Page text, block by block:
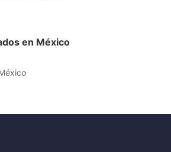
en México